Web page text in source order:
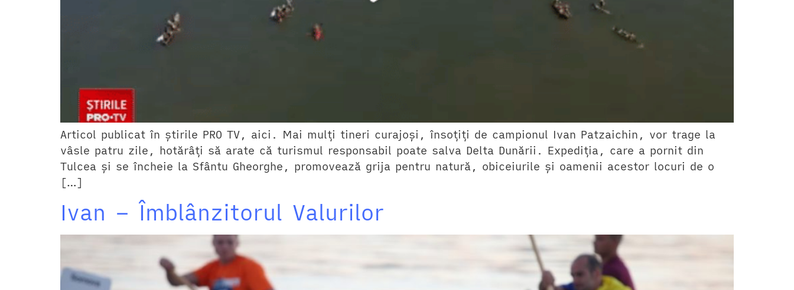
Articol publicat în știrile PRO TV, aici. Mai mulți tineri curajoși, însoțiți de campionul Ivan Patzaichin, vor trage la
vâsle patru zile, hotărâți să arate că turismul responsabil poate salva Delta Dunării. Expediția, care a pornit din
Tulcea și se încheie la Sfântu Gheorghe, promovează grija pentru natură, obiceiurile și oamenii acestor locuri de o
[…]
Ivan – Îmblânzitorul Valurilor